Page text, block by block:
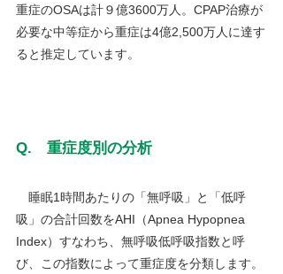
重症のOSAは計９億3600万人。CPAP治療が
必要な中等症から重症は4億2,500万人に達す
ると推定しています。
Q.　重症度別の分析
睡眠1時間あたりの「無呼吸」と「低呼
吸」の合計回数をAHI（Apnea Hypopnea
Index）すなわち、無呼吸低呼吸指数と呼
び、この指数によって重症度を分類します。